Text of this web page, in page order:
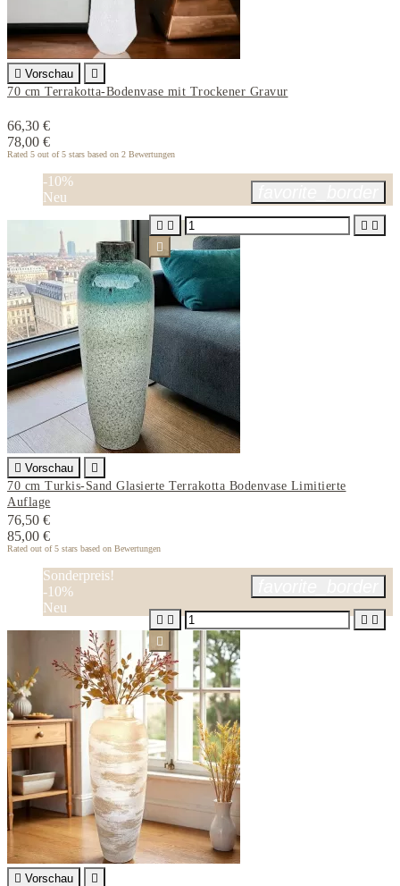
 Vorschau

70 cm Terrakotta-Bodenvase mit Trockener Gravur
66,30 €
78,00 €
Rated 5 out of 5 stars based on 2 Bewertungen
-10%
Neu
 Vorschau

70 cm Turkis-Sand Glasierte Terrakotta Bodenvase Limitierte
Auflage
76,50 €
85,00 €
Rated out of 5 stars based on Bewertungen
   

Sonderpreis!
-10%
Neu
 Vorschau

   
